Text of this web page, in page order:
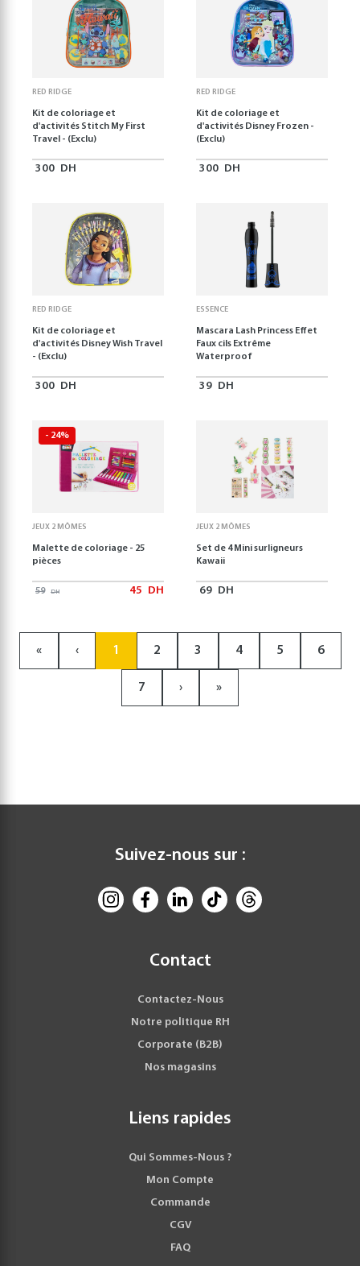
RED RIDGE
Kit de coloriage et
d'activités Stitch My First
Travel - (Exclu)
300 DH
RED RIDGE
Kit de coloriage et
d'activités Disney Frozen -
(Exclu)
300 DH
RED RIDGE
Kit de coloriage et
d'activités Disney Wish Travel
- (Exclu)
300 DH
ESSENCE
Mascara Lash Princess Effet
Faux cils Extrême
Waterproof
39 DH
- 24%
JEUX 2 MÔMES
Malette de coloriage - 25
pièces
59 DH 45 DH
JEUX 2 MÔMES
Set de 4 Mini surligneurs
Kawaii
69 DH
« ‹ 1 2 3 4 5 6
7 › »
Suivez-nous sur :
Contact
Contactez-Nous
Notre politique RH
Corporate (B2B)
Nos magasins
Liens rapides
Qui Sommes-Nous ?
Mon Compte
Commande
CGV
FAQ